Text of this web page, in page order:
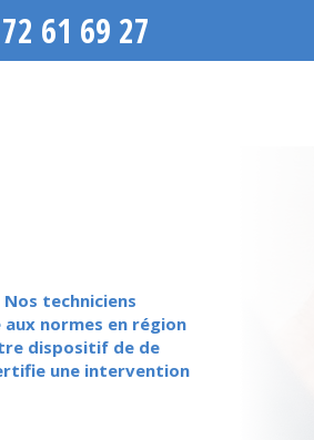
61 69 27
techniciens
normes en région
dispositif de de
une intervention